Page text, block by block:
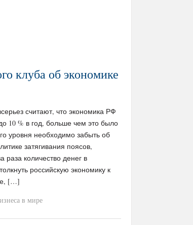
клуба об экономике
считают, что экономика РФ
10 % в год, больше чем это было
уровня необходимо забыть об
затягивания поясов,
раза количество денег в
российскую экономику к
[…]
в мире